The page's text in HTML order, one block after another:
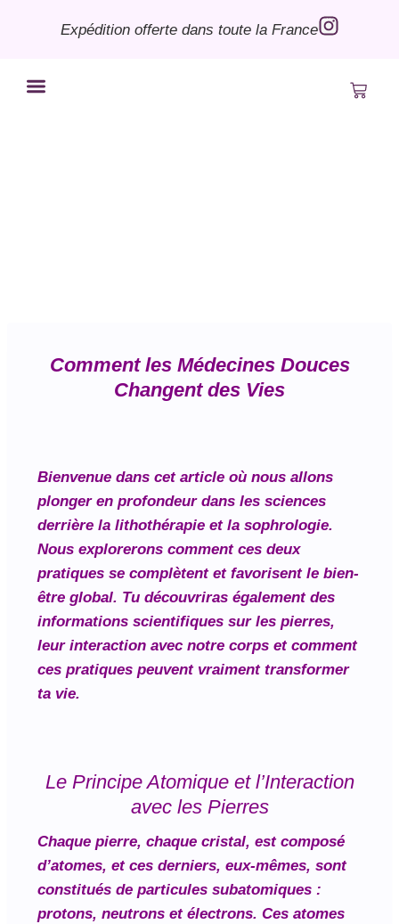
Expédition offerte dans toute la France
Comment les Médecines Douces
Changent des Vies
Bienvenue dans cet article où nous allons
plonger en profondeur dans les sciences
derrière la lithothérapie et la sophrologie.
Nous explorerons comment ces deux
pratiques se complètent et favorisent le bien-
être global. Tu découvriras également des
informations scientifiques sur les pierres,
leur interaction avec notre corps et comment
ces pratiques peuvent vraiment transformer
ta vie.
Le Principe Atomique et l’Interaction
avec les Pierres
Chaque pierre, chaque cristal, est composé
d’atomes, et ces derniers, eux-mêmes, sont
constitués de particules subatomiques :
protons, neutrons et électrons. Ces atomes